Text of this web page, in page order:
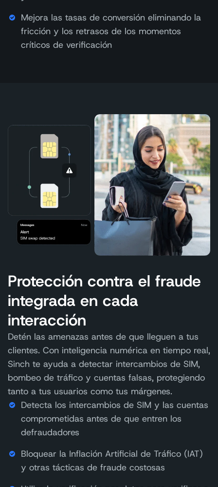
Mejora las tasas de conversión eliminando la
fricción y los retrasos de los momentos
críticos de verificación
Protección contra el fraude
integrada en cada
interacción
Detén las amenazas antes de que lleguen a tus
clientes. Con inteligencia numérica en tiempo real,
Sinch te ayuda a detectar intercambios de SIM,
bombeo de tráfico y cuentas falsas, protegiendo
tanto a tus usuarios como tus márgenes.
Detecta los intercambios de SIM y las cuentas
comprometidas antes de que entren los
defraudadores
Bloquear la Inflación Artificial de Tráfico (IAT)
y otras tácticas de fraude costosas